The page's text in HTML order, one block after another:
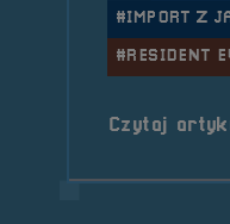
#IMPORT Z
#RESIDENT
Czytaj